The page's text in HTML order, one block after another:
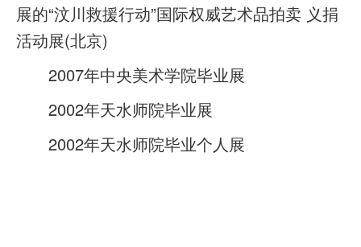
展的“汶川救援行动”国际权威艺术品拍卖 义捐
活动展(北京)
2007年中央美术学院毕业展
2002年天水师院毕业展
2002年天水师院毕业个人展